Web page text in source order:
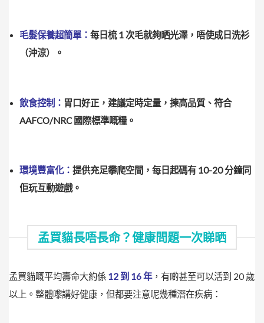
毛髮保養超簡單：每日梳 1 次毛就夠晒光澤，唔使成日洗衫
（沖涼）。
飲食控制： 胃口好正，建議定時定量，揀高品質、符合
AAFCO/NRC 國際標準嘅糧。
環境豐富化：提供充足攀爬空間，每日起碼有 10-20 分鐘同
佢玩互動遊戲。
孟買貓長唔長命？健康問題一次睇晒
孟買貓嘅平均壽命大約係 12 到 16 年，有啲甚至可以活到 20 歲
以上。整體嚟講好健康，但都要注意呢幾種潛在疾病：